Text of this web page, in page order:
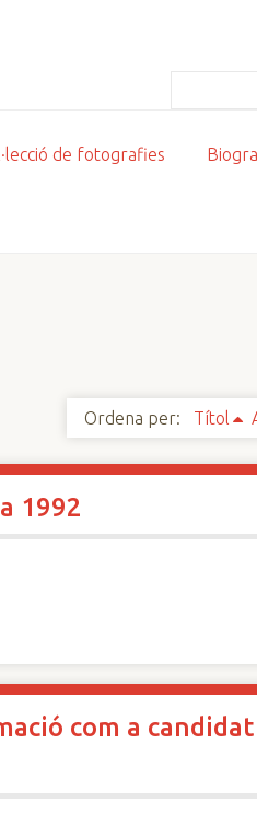
de fotografies
Ordena per: Títol
1992
com a